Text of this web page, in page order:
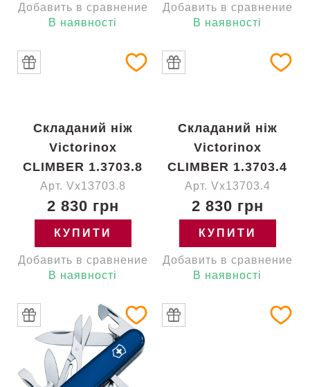
Добавить в сравнение
В наявності
Добавить в сравнение
В наявності
Складаний ніж
Victorinox
CLIMBER 1.3703.8
Арт. Vx13703.8
2 830 грн
КУПИТИ
Добавить в сравнение
В наявності
Складаний ніж
Victorinox
CLIMBER 1.3703.4
Арт. Vx13703.4
2 830 грн
КУПИТИ
Добавить в сравнение
В наявності